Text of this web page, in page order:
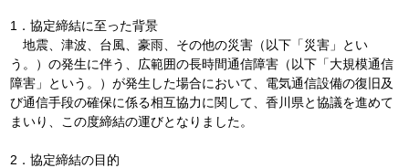
1．協定締結に至った背景
地震、津波、台風、豪雨、その他の災害（以下「災害」とい
う。）の発生に伴う、広範囲の長時間通信障害（以下「大規模通信
障害」という。）が発生した場合において、電気通信設備の復旧及
び通信手段の確保に係る相互協力に関して、香川県と協議を進めて
まいり、この度締結の運びとなりました。
2．協定締結の目的